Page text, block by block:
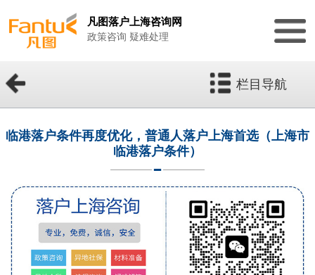
凡图落户上海咨询网
政策咨询 疑难处理
栏目导航
临港落户条件再度优化，普通人落户上海首选（上海市
临港落户条件）